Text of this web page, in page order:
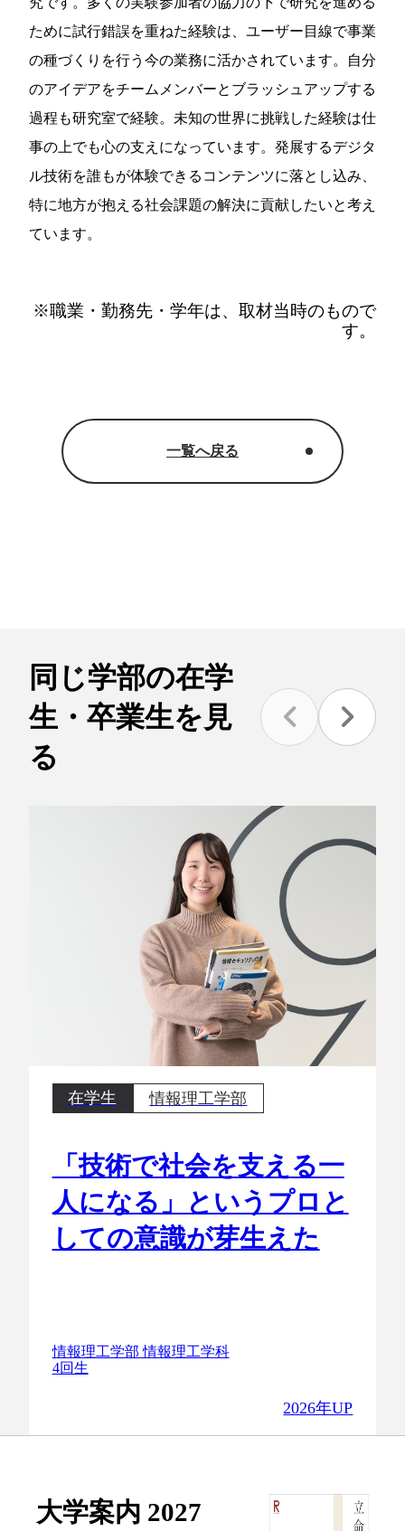
ために試行錯誤を重ねた経験は、ユーザー目線で事業
の種づくりを行う今の業務に活かされています。自分
のアイデアをチームメンバーとブラッシュアップする
過程も研究室で経験。未知の世界に挑戦した経験は仕
事の上でも心の支えになっています。発展するデジタ
ル技術を誰もが体験できるコンテンツに落とし込み、
特に地方が抱える社会課題の解決に貢献したいと考え
ています。
※職業・勤務先・学年は、取材当時のもので
す。
一覧へ戻る
同じ学部の在学
生・卒業生を見
る
在学生 情報理工学部
「技術で社会を支える一
人になる」というプロと
しての意識が芽生えた
情報理工学部 情報理工学科
4回生
2026年UP
大学案内 2027